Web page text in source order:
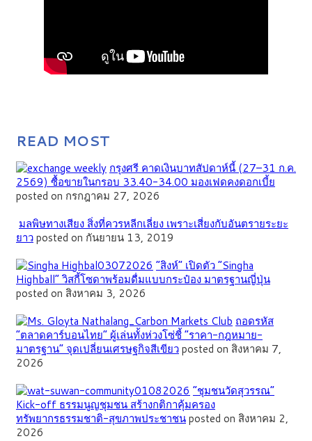
READ MOST
กรุงศรี คาดเงินบาทสัปดาห์นี้ (27–31 ก.ค.
2569) ซื้อขายในกรอบ 33.40-34.00 มองเฟดคงดอกเบี้ย
posted on กรกฎาคม 27, 2026
มลพิษทางเสียง สิ่งที่ควรหลีกเลี่ยง เพราะเสี่ยงกับอันตรายระยะ
ยาวposted on กันยายน 13, 2019
“สิงห์” เปิดตัว “Singha
Highball” วิสกี้โซดาพร้อมดื่มแบบกระป๋อง มาตรฐานญี่ปุ่น
posted on สิงหาคม 3, 2026
ถอดรหัส
“ตลาดคาร์บอนไทย” ผู้เล่นทั้งห่วงโซ่ชี้ “ราคา-กฎหมาย-
มาตรฐาน” จุดเปลี่ยนเศรษฐกิจสีเขียวposted on สิงหาคม 7,
2026
”ชุมชนวัดสุวรรณ”
Kick-off ธรรมนูญชุมชน สร้างกติกาคุ้มครอง
ทรัพยากรธรรมชาติ-สุขภาพประชาชนposted on สิงหาคม 2,
2026